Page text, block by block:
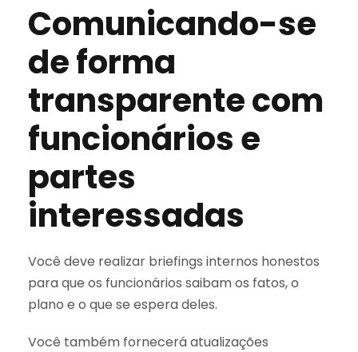
Comunicando-se
de forma
transparente com
funcionários e
partes
interessadas
Você deve realizar briefings internos honestos
para que os funcionários saibam os fatos, o
plano e o que se espera deles.
Você também fornecerá atualizações